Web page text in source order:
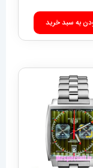
مردانه تگ هویر
heuer Monaco
تومان